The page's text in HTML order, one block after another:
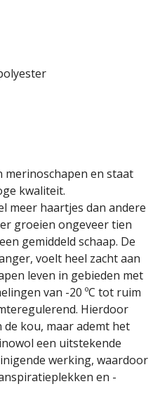
en staat
kwaliteit.
meer haartjes dan andere
groeien ongeveer tien
gemiddeld schaap. De
voelt heel zacht aan
leven in gebieden met
van -20 ºC tot ruim
Hierdoor
kou, maar ademt het
een uitstekende
werking, waardoor
en -